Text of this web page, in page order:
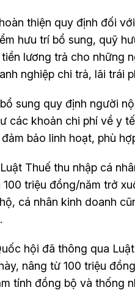
thiện quy định đối
hưu trí bổ sung, quỹ
lương trả cho những
nghiệp chi trả, lãi trái
sung quy định người
các khoản chi phí về y
bảo linh hoạt, phù
Thuế thu nhập cá
100 triệu đồng/năm trở
cá nhân kinh doanh
hội đã thông qua
nâng từ 100 triệu
tính đồng bộ và thống